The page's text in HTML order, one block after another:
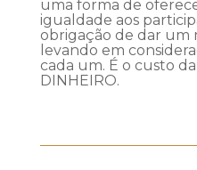
uma forma de
igualdade aos
obrigação de dar um
levando em
cada um. É o custo
DINHEIRO.